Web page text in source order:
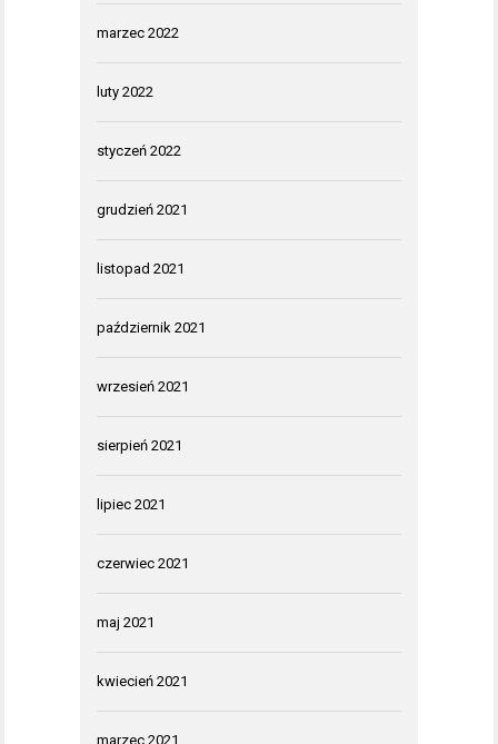
marzec 2022
luty 2022
styczeń 2022
grudzień 2021
listopad 2021
październik 2021
wrzesień 2021
sierpień 2021
lipiec 2021
czerwiec 2021
maj 2021
kwiecień 2021
marzec 2021